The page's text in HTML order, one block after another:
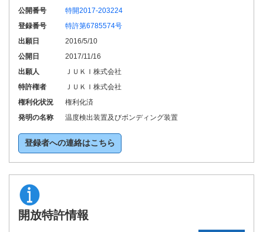
公開番号
特開2017-203224
登録番号
特許第6785574号
出願日
2016/5/10
公開日
2017/11/16
出願人
ＪＵＫＩ株式会社
特許権者
ＪＵＫＩ株式会社
権利化状況
権利化済
発明の名称
温度検出装置及びボンディング装置
登録者への連絡はこちら
開放特許情報